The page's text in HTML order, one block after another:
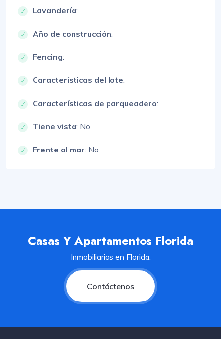
Lavandería:
Año de construcción:
Fencing:
Características del lote:
Características de parqueadero:
Tiene vista: No
Frente al mar: No
Casas Y Apartamentos Florida
Inmobiliarias en Florida.
Contáctenos